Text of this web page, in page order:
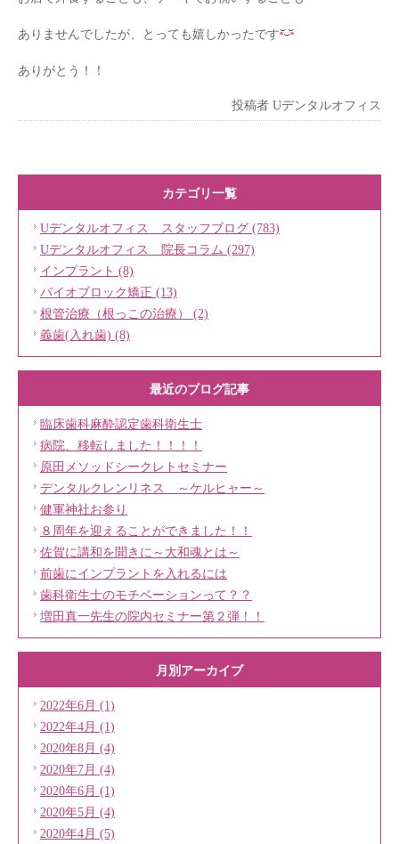
ありませんでしたが、とっても嬉しかったです
ありがとう！！
投稿者 Uデンタルオフィス
カテゴリ一覧
Uデンタルオフィス スタッフブログ (783)
Uデンタルオフィス 院長コラム (297)
インプラント (8)
バイオブロック矯正 (13)
根管治療（根っこの治療） (2)
義歯(入れ歯) (8)
最近のブログ記事
臨床歯科麻酔認定歯科衛生士
病院、移転しました！！！！
原田メソッドシークレトセミナー
デンタルクレンリネス ～ケルヒャー～
健軍神社お参り
８周年を迎えることができました！！
佐賀に講和を聞きに～大和魂とは～
前歯にインプラントを入れるには
歯科衛生士のモチベーションって？？
増田真一先生の院内セミナー第２弾！！
月別アーカイブ
2022年6月 (1)
2022年4月 (1)
2020年8月 (4)
2020年7月 (4)
2020年6月 (1)
2020年5月 (4)
2020年4月 (5)